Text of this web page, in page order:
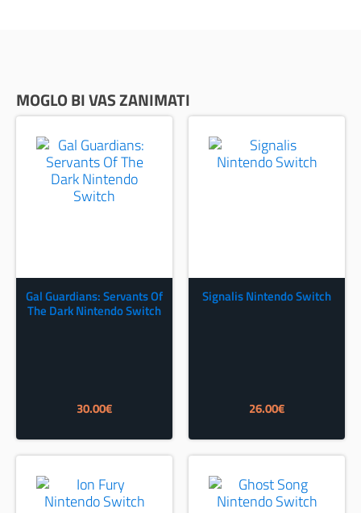
MOGLO BI VAS ZANIMATI
Gal Guardians: Servants Of
The Dark Nintendo Switch
30.00€
Signalis Nintendo Switch
26.00€